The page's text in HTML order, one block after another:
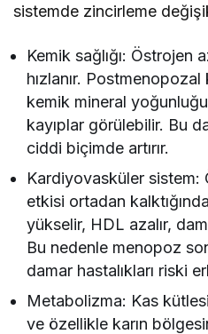
sistemde zincirleme
Kemik sağlığı: Östrojen
hızlanır. Postmenopozal
kemik mineral
kayıplar görülebilir. Bu
ciddi biçimde artırır.
Kardiyovasküler sistem:
etkisi ortadan
yükselir, HDL azalır,
Bu nedenle menopoz
damar hastalıkları riski
Metabolizma: Kas
ve özellikle karın